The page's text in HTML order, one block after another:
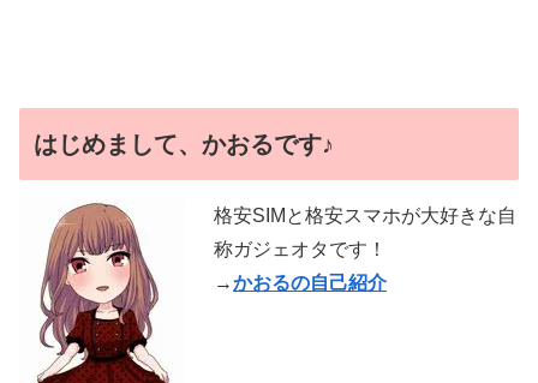
はじめまして、かおるです♪
格安SIMと格安スマホが大好きな自
称ガジェオタです！
→かおるの自己紹介